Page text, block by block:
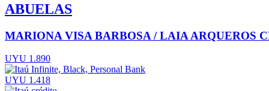
ABUELAS
MARIONA VISA BARBOSA / LAIA ARQUEROS
UYU 1.890
UYU 1.418